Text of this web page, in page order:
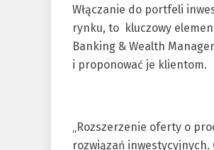
Włączanie do portfeli
rynku, to kluczowy
Banking & Wealth
i proponować je klientom.
„Rozszerzenie oferty o
rozwiązań